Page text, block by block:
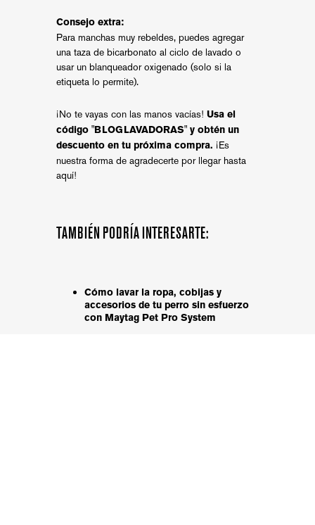
Consejo extra:
Para manchas muy rebeldes, puedes agregar
una taza de bicarbonato al ciclo de lavado o
usar un blanqueador oxigenado (solo si la
etiqueta lo permite).
¡No te vayas con las manos vacías! Usa el
código "BLOGLAVADORAS" y obtén un
descuento en tu próxima compra. ¡Es
nuestra forma de agradecerte por llegar hasta
aquí!
TAMBIÉN PODRÍA INTERESARTE:
Cómo lavar la ropa, cobijas y
accesorios de tu perro sin esfuerzo
con Maytag Pet Pro System